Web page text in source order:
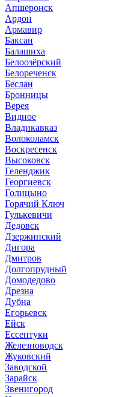
Апшеронск
Ардон
Армавир
Баксан
Балашиха
Белоозёрский
Белореченск
Беслан
Бронницы
Верея
Видное
Владикавказ
Волоколамск
Воскресенск
Высоковск
Геленджик
Георгиевск
Голицыно
Горячий Ключ
Гулькевичи
Дедовск
Дзержинский
Дигора
Дмитров
Долгопрудный
Домодедово
Дрезна
Дубна
Егорьевск
Ейск
Ессентуки
Железноводск
Жуковский
Заводской
Зарайск
Звенигород